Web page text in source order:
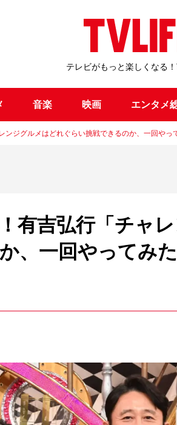
テレビがもっと楽しくなる
音楽 映画 エンタメ
ンジグルメはどれぐらい挑戦できるのか、一回やっ
有吉弘行「チャ
、一回やってみた